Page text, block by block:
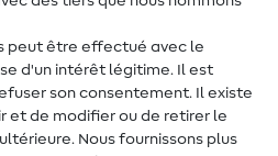
peut être effectué avec le
d'un intérêt légitime. Il est
son consentement. Il existe
et de modifier ou de retirer le
Nous fournissons plus